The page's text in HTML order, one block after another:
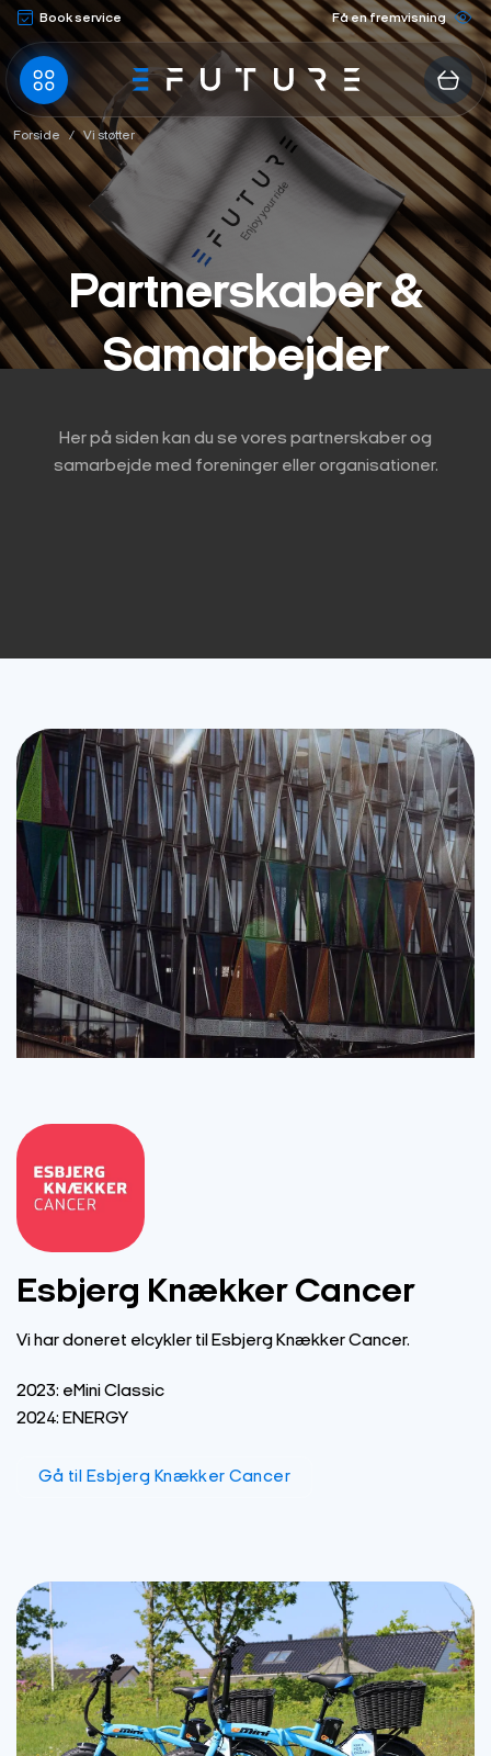
Forside / Vi støtter
Fortsæt
indhold
Book service Få en fremvisning
Partnerskaber &
Samarbejder
Her på siden kan du se vores partnerskaber og
samarbejde med foreninger eller organisationer.
Esbjerg Knækker Cancer
Vi har doneret elcykler til Esbjerg Knækker Cancer.
2023: eMini Classic
2024: ENERGY
Gå til Esbjerg Knækker Cancer